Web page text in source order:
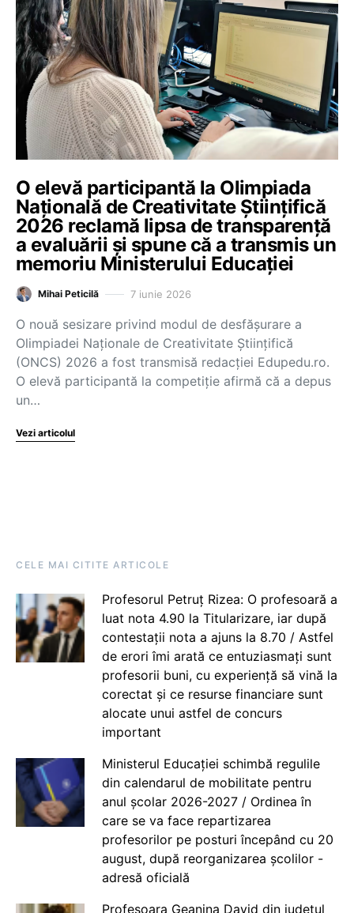
O elevă participantă la Olimpiada
Națională de Creativitate Științifică
2026 reclamă lipsa de transparență
a evaluării și spune că a transmis un
memoriu Ministerului Educației
Mihai Peticilă 7 iunie 2026
O nouă sesizare privind modul de desfășurare a
Olimpiadei Naționale de Creativitate Științifică
(ONCS) 2026 a fost transmisă redacției Edupedu.ro.
O elevă participantă la competiție afirmă că a depus
un…
Vezi articolul
CELE MAI CITITE ARTICOLE
Profesorul Petruț Rizea: O profesoară a
luat nota 4.90 la Titularizare, iar după
contestații nota a ajuns la 8.70 / Astfel
de erori îmi arată ce entuziasmați sunt
profesorii buni, cu experiență să vină la
corectat și ce resurse financiare sunt
alocate unui astfel de concurs
important
Ministerul Educației schimbă regulile
din calendarul de mobilitate pentru
anul școlar 2026-2027 / Ordinea în
care se va face repartizarea
profesorilor pe posturi începând cu 20
august, după reorganizarea școlilor -
adresă oficială
Profesoara Geanina David din județul